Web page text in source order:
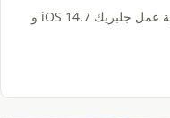
في هذه المقالة ، يمكنك التعرف على كيفية عمل جلبريك iOS 14.7 و